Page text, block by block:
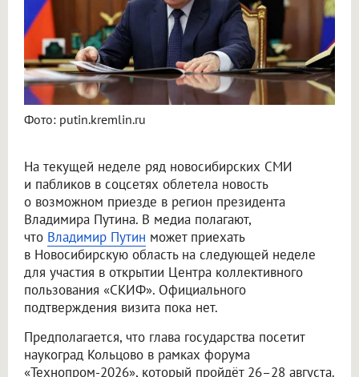
Фото: putin.kremlin.ru
На текущей неделе ряд новосибирских СМИ
и пабликов в соцсетях облетела новость
о возможном приезде в регион президента
Владимира Путина. В медиа полагают,
что Владимир Путин может приехать
в Новосибирскую область на следующей неделе
для участия в открытии Центра коллективного
пользования «СКИФ». Официального
подтверждения визита пока нет.
Предполагается, что глава государства посетит
наукоград Кольцово в рамках форума
«Технопром-2026», который пройдёт 26–28 августа.